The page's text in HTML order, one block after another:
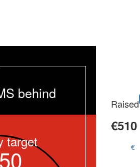
Raised
€510
€
behind
target